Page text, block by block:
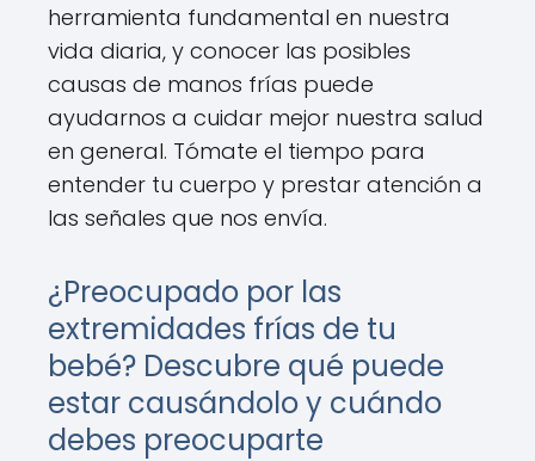
herramienta fundamental en nuestra
vida diaria, y conocer las posibles
causas de manos frías puede
ayudarnos a cuidar mejor nuestra salud
en general. Tómate el tiempo para
entender tu cuerpo y prestar atención a
las señales que nos envía.
¿Preocupado por las
extremidades frías de tu
bebé? Descubre qué puede
estar causándolo y cuándo
debes preocuparte